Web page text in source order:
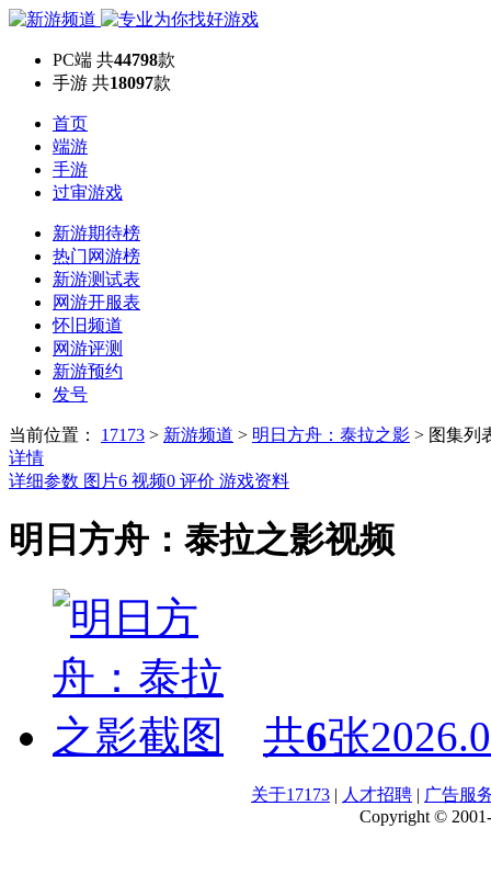
PC端 共44798款
手游 共18097款
首页
端游
手游
过审游戏
新游期待榜
热门网游榜
新游测试表
网游开服表
怀旧频道
网游评测
新游预约
发号
当前位置： 17173 > 新游频道 > 明日方舟：泰拉之影 > 图集列
详情
详细参数 图片6 视频0 评价 游戏资料
明日方舟：泰拉之影视频
共6张
关于17173 | 人才招聘 | 广告服
Copyright ©